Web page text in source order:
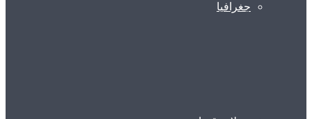
جغرافیا